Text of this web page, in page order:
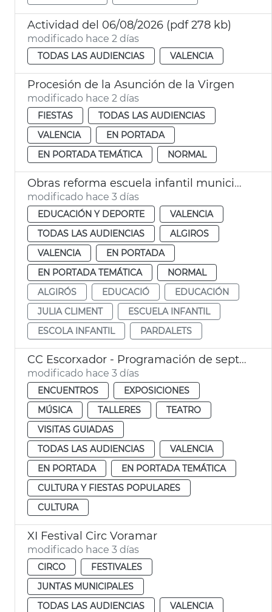
Actividad del 06/08/2026 (pdf 278 kb)
modificado hace 2 días
TODAS LAS AUDIENCIAS VALENCIA
Procesión de la Asunción de la Virgen
modificado hace 2 días
FIESTAS
TODAS LAS AUDIENCIAS
VALENCIA
EN PORTADA
EN PORTADA TEMÁTICA
NORMAL
Obras reforma escuela infantil municipal Pardalets
modificado hace 3 días
EDUCACIÓN Y DEPORTE
VALENCIA
TODAS LAS AUDIENCIAS
ALGIROS
VALENCIA
EN PORTADA
EN PORTADA TEMÁTICA
NORMAL
ALGIRÓS
EDUCACIÓ
EDUCACIÓN
JULIA CLIMENT
ESCUELA INFANTIL
ESCOLA INFANTIL
PARDALETS
CC Escorxador - Programación de septiembre
modificado hace 3 días
ENCUENTROS
EXPOSICIONES
MÚSICA
TALLERES
TEATRO
VISITAS GUIADAS
TODAS LAS AUDIENCIAS
VALENCIA
EN PORTADA
EN PORTADA TEMÁTICA
CULTURA Y FIESTAS POPULARES
CULTURA
XI Festival Circ Voramar
modificado hace 3 días
CIRCO
FESTIVALES
JUNTAS MUNICIPALES
TODAS LAS AUDIENCIAS
VALENCIA